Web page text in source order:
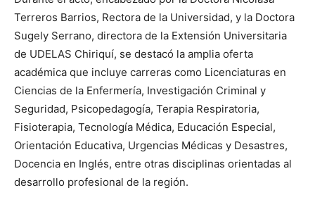
Terreros Barrios, Rectora de la Universidad, y la Doctora
Sugely Serrano, directora de la Extensión Universitaria
de UDELAS Chiriquí, se destacó la amplia oferta
académica que incluye carreras como Licenciaturas en
Ciencias de la Enfermería, Investigación Criminal y
Seguridad, Psicopedagogía, Terapia Respiratoria,
Fisioterapia, Tecnología Médica, Educación Especial,
Orientación Educativa, Urgencias Médicas y Desastres,
Docencia en Inglés, entre otras disciplinas orientadas al
desarrollo profesional de la región.